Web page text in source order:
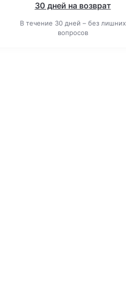
30 дней на возврат
В течение 30 дней – без лишних
вопросов